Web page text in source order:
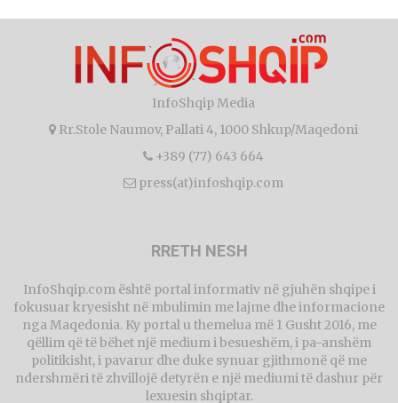
InfoShqip Media
Rr.Stole Naumov, Pallati 4, 1000 Shkup/Maqedoni
+389 (77) 643 664
press(at)infoshqip.com
RRETH NESH
InfoShqip.com është portal informativ në gjuhën shqipe i
fokusuar kryesisht në mbulimin me lajme dhe informacione
nga Maqedonia. Ky portal u themelua më 1 Gusht 2016, me
qëllim që të bëhet një medium i besueshëm, i pa-anshëm
politikisht, i pavarur dhe duke synuar gjithmonë që me
ndershmëri të zhvillojë detyrën e një mediumi të dashur për
lexuesin shqiptar.